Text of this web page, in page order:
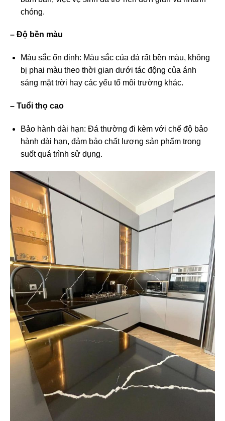
chóng.
– Độ bền màu
Màu sắc ổn định: Màu sắc của đá rất bền màu, không
bị phai màu theo thời gian dưới tác động của ánh
sáng mặt trời hay các yếu tố môi trường khác.
– Tuổi thọ cao
Bảo hành dài hạn: Đá thường đi kèm với chế độ bảo
hành dài hạn, đảm bảo chất lượng sản phẩm trong
suốt quá trình sử dụng.